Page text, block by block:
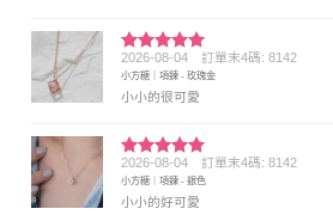
評分5滿
分 5
2026-08-04 訂單末4碼: 8142
小方糖｜項鍊 - 玫瑰金
小小的很可愛
評分5 滿
分 5
2026-08-04 訂單末4碼: 8142
小方糖｜項鍊 - 銀色
小小的好可愛